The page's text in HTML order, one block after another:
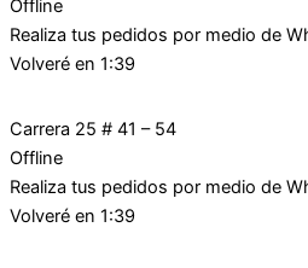
Offline
Realiza tus pedidos por medio de
Volveré en 1:39
Carrera 25 # 41 – 54
Offline
Realiza tus pedidos por medio de
Volveré en 1:39